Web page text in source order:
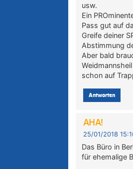
usw.
Ein
Pass gut auf
Greife deiner
Abstimmung
Aber bald
schon auf
Antworten
AHA!
25/01/2018
Das Büro in
für ehemalige